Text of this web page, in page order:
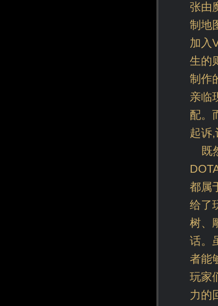
张由
制地
加入
生的
制作
亲临
配。
起诉
既
都属
给了
树、
话。
者能
玩家
力的